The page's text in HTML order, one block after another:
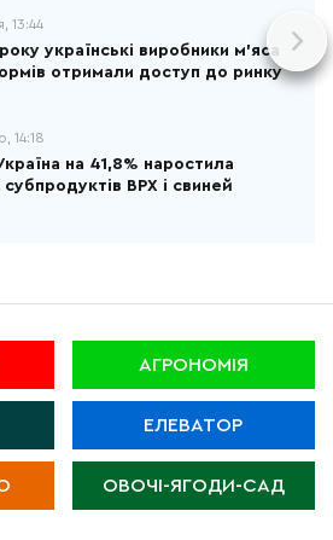
13:44
українські виробники м'яса
отримали доступ до ринку
14:18
на 41,8% наростила
субпродуктів ВРХ і свиней
АГРОНОМІЯ
ЕЛЕВАТОР
ОВОЧІ-ЯГОДИ-САД